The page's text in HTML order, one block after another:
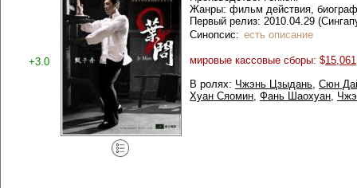
+3.0
Жанры: фильм действия,
Первый релиз: 2010.04.29
Синопсис: есть описание
мировые кассовые сборы: $
В ролях: Чжэнь Цзыдань, Сюн
Хуан Сяомин, Фань Шаохуан,